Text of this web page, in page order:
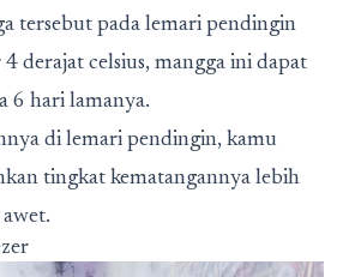
tersebut pada lemari pendingin
derajat celsius, mangga ini dapat
6 hari lamanya.
di lemari pendingin, kamu
tingkat kematangannya lebih